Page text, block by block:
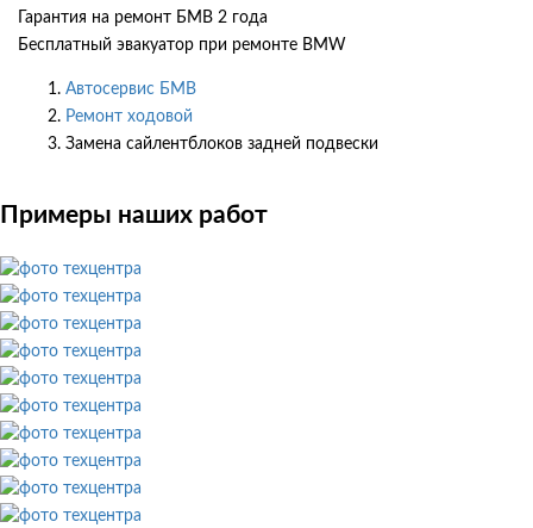
Гарантия на ремонт БМВ 2 года
Бесплатный эвакуатор при ремонте BMW
Автосервис БМВ
Ремонт ходовой
Замена сайлентблоков задней подвески
Примеры наших работ